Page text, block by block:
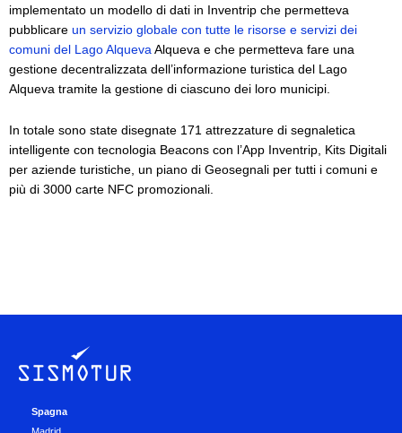
implementato un modello di dati in Inventrip che permetteva
pubblicare un servizio globale con tutte le risorse e servizi dei
comuni del Lago Alqueva Alqueva e che permetteva fare una
gestione decentralizzata dell’informazione turistica del Lago
Alqueva tramite la gestione di ciascuno dei loro municipi.
In totale sono state disegnate 171 attrezzature di segnaletica
intelligente con tecnologia Beacons con l’App Inventrip, Kits Digitali
per aziende turistiche, un piano di Geosegnali per tutti i comuni e
più di 3000 carte NFC promozionali.
Spagna